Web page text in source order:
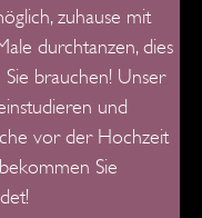
zuhause mit
durchtanzen, dies
brauchen! Unser
und
vor der Hochzeit
Sie